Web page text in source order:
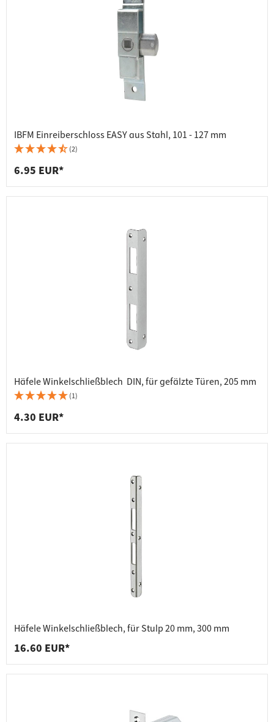
IBFM Einreiberschloss EASY aus Stahl, 101 - 127 mm
(2)
6.95 EUR*
Häfele Winkelschließblech  DIN, für gefälzte Türen, 205 mm
(1)
4.30 EUR*
Häfele Winkelschließblech, für Stulp 20 mm, 300 mm
16.60 EUR*